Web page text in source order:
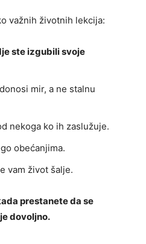
važnih životnih lekcija:
ste izgubili svoje
mir, a ne stalnu
nekoga ko ih zaslužuje.
obećanjima.
vam život šalje.
prestanete da se
dovoljno.